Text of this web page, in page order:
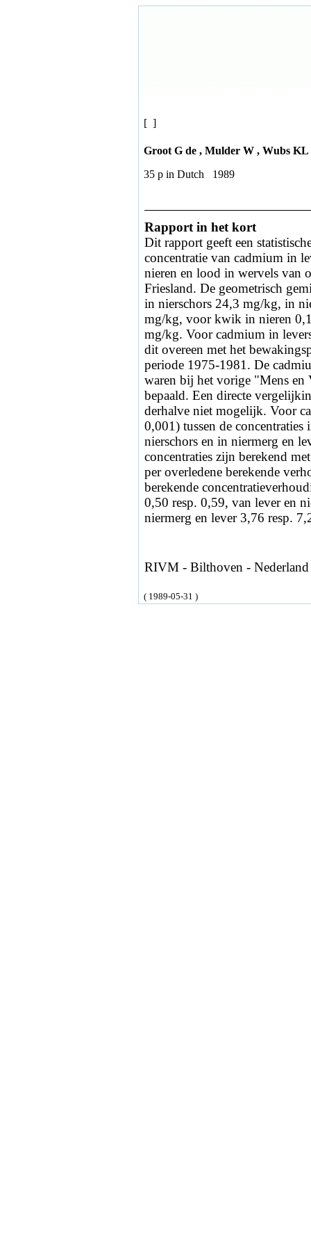
[ ]
Groot G de , Mulder W , Wubs KL
35 p in Dutch 1989
Rapport in het kort
Dit rapport geeft een
concentratie van cadmium in
nieren en lood in wervels van
Friesland. De geometrisch
in nierschors 24,3 mg/kg, in
mg/kg, voor kwik in nieren
mg/kg. Voor cadmium in
dit overeen met het
periode 1975-1981. De
waren bij het vorige "Mens
bepaald. Een directe
derhalve niet mogelijk. Voor
0,001) tussen de
nierschors en in niermerg en
concentraties zijn berekend
per overledene berekende
berekende
0,50 resp. 0,59, van lever en
niermerg en lever 3,76 resp.
RIVM - Bilthoven -
( 1989-05-31 )